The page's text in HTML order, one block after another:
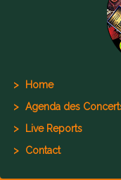
Home
Agenda des
Live Reports
Contact